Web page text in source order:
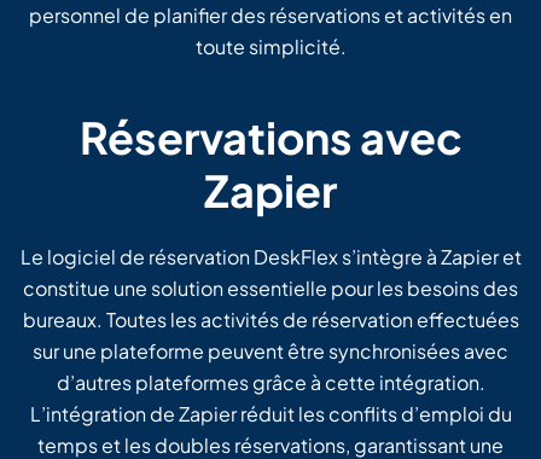
personnel de planifier des réservations et activités en
toute simplicité.
Réservations avec
Zapier
Le logiciel de réservation DeskFlex s’intègre à Zapier et
constitue une solution essentielle pour les besoins des
bureaux. Toutes les activités de réservation effectuées
sur une plateforme peuvent être synchronisées avec
d’autres plateformes grâce à cette intégration.
L’intégration de Zapier réduit les conflits d’emploi du
temps et les doubles réservations, garantissant une